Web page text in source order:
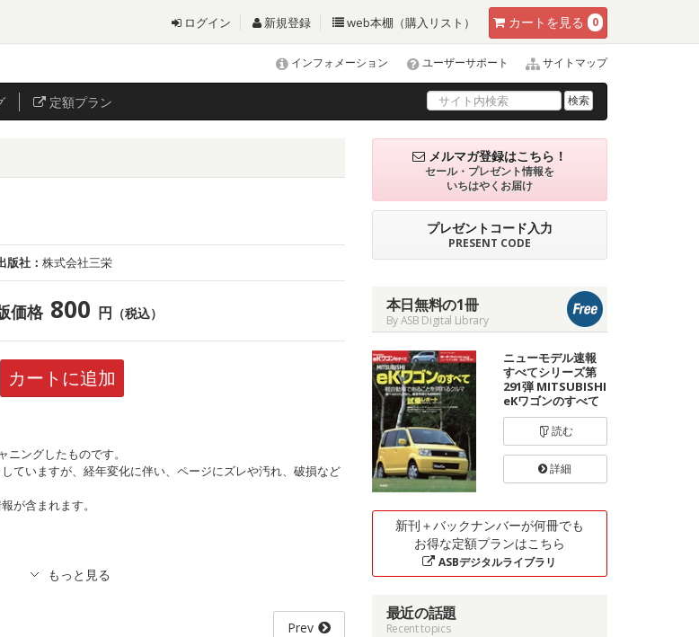
カート を見る 0
ログイン 新規登録 web本棚（購入リスト）
インフォメーション ユーザーサポート サイトマップ
定額プラン 検索
版社：株式会社三栄
価格 800 円 （税込）
カートに追加
ングしたものです。
ていますが、経年変化に伴い、ページにズレや汚れ、破損など
が含まれます。
Prev
メルマガ登録はこちら！
セール・プレゼント情報を
いちはやくお届け
プレゼントコード入力
PRESENT CODE
本日無料の1冊
By ASB Digital Library
ニューモデル速報
すべてシリーズ第
291弾 MITSUBISHI
eKワゴンのすべて
読む
詳細
新刊＋バックナンバーが何冊でも
お得な定額プランはこちら
ASBデジタルライブラリ
最近の話題
Recent topics